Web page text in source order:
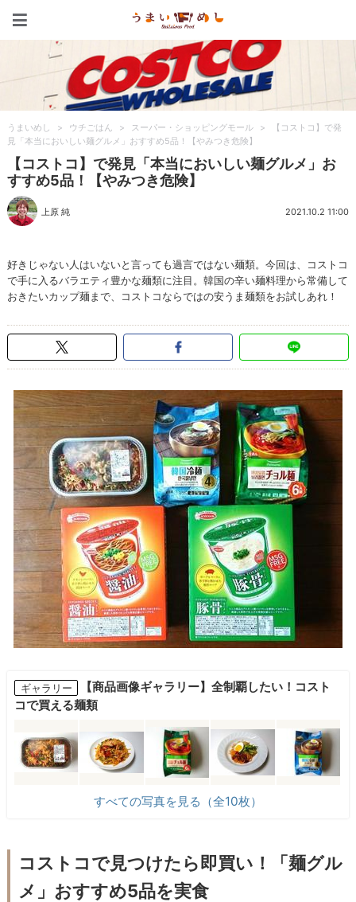
うまいめし > ウチごはん > スーパー・ショッピングモール >
【コストコ】で発
見「本当においしい麺グルメ」おすすめ5品！【やみつき危険】
【コストコ】で発見「本当においしい麺グルメ」お
すすめ5品！【やみつき危険】
上原 純 2021.10.2 11:00
好きじゃない人はいないと言っても過言ではない麺類。今回は、コストコ
で手に入るバラエティ豊かな麺類に注目。韓国の辛い麺料理から常備して
おきたいカップ麺まで、コストコならではの安うま麺類をお試しあれ！
ギャラリー
【商品画像ギャラリー】全制覇したい！コスト
コで買える麺類
すべての写真を見る（全10枚）
コストコで見つけたら即買い！「麺グル
メ」おすすめ5品を実食